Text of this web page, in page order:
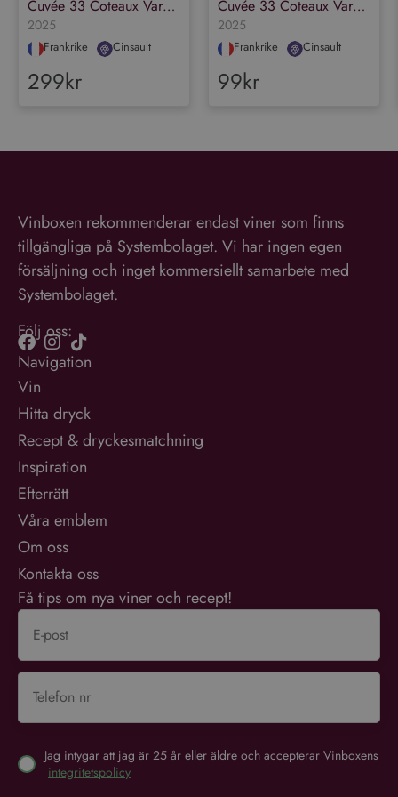
Cuvée 33 Coteaux Varois en Provence Rosé Organic
2025
Frankrike Cinsault
299kr
Cuvée 33 Coteaux Varois en Provence Rosé Organic
2025
Frankrike Cinsault
99kr
Vinboxen rekommenderar endast viner som finns
tillgängliga på Systembolaget. Vi har ingen egen
försäljning och inget kommersiellt samarbete med
Systembolaget.
Följ oss:
Navigation
Vin
Hitta dryck
Recept & dryckesmatchning
Inspiration
Efterrätt
Våra emblem
Om oss
Kontakta oss
Få tips om nya viner och recept!
Jag intygar att jag är 25 år eller äldre och accepterar Vinboxens
integritetspolicy